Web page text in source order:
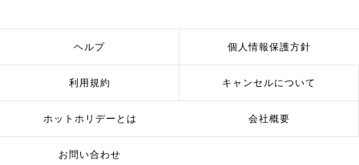
ヘルプ 個人情報保護方針
利用規約 キャンセルについて
ホットホリデーとは 会社概要
お問い合わせ